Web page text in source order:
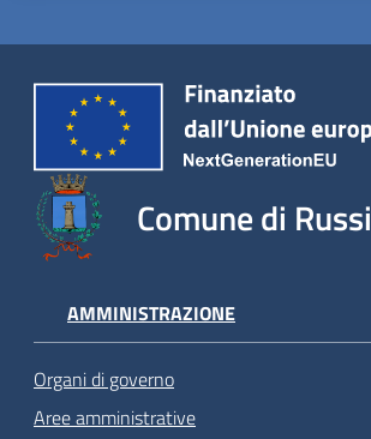
Comune di Russi
AMMINISTRAZIONE
Organi di governo
Aree amministrative